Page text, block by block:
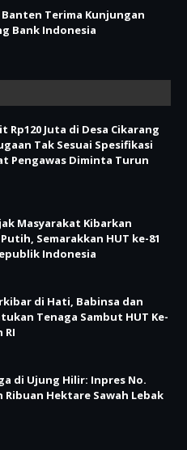
Terima Kunjungan
Bank Indonesia
Rp120 Juta di Desa Cikarang
Tak Sesuai Spesifikasi
Pengawas Diminta Turun
Masyarakat Kibarkan
Semarakkan HUT ke-81
Indonesia
di Hati, Babinsa dan
Tenaga Sambut HUT Ke-
RI
di Ujung Hilir: Inpres No.
Ribuan Hektare Sawah Lebak